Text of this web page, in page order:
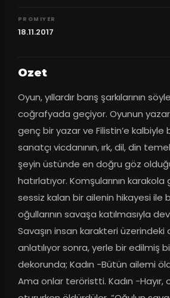
PROMIYER
18.11.2017
Ozet
Oyun, yıllardır barış şarkılarının
coğrafyada geçiyor. Oyunun
genç bir yazar ve Filistin’e kalbiyle
sanatçı vicdanının, ırk, dil, din
şeyin üstünde en doğru göz
hatırlatıyor. Komşularının
sessiz kalan bir ailenin hikayesi ile
oğullarının savaşa katılmasıyla
Savaşın insan karakteri üzerindeki
anlatılıyor sonra, yerle bir edilmiş
dekorunda; Kadın -Bütün ailemi
Ama onlar teröristti. Kadın -Hayır,